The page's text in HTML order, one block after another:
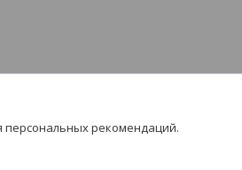
персональных рекомендаций.